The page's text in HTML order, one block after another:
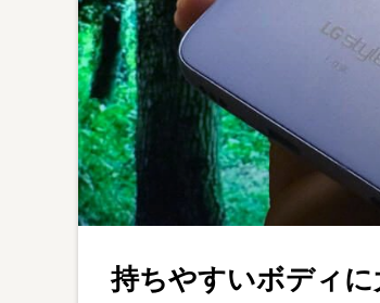
持ちやすいボディ